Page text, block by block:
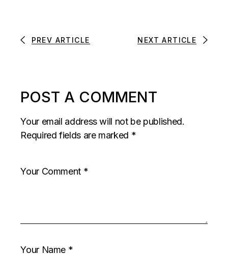
PREV ARTICLE NEXT ARTICLE
POST A COMMENT
Your email address will not be published.
Required fields are marked *